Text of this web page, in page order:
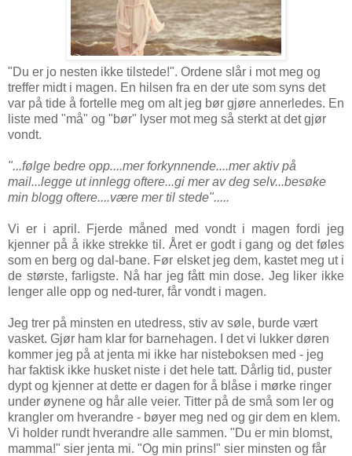
"Du er jo nesten ikke tilstede!". Ordene slår i mot meg og
treffer midt i magen. En hilsen fra en der ute som syns det
var på tide å fortelle meg om alt jeg bør gjøre annerledes. En
liste med "må" og "bør" lyser mot meg så sterkt at det gjør
vondt.
"...følge bedre opp....mer forkynnende....mer aktiv på
mail...legge ut innlegg oftere...gi mer av deg selv...besøke
min blogg oftere....være mer til stede".....
Vi er i april. Fjerde måned med vondt i magen fordi jeg
kjenner på å ikke strekke til. Året er godt i gang og det føles
som en berg og dal-bane. Før elsket jeg dem, kastet meg ut i
de største, farligste. Nå har jeg fått min dose. Jeg liker ikke
lenger alle opp og ned-turer, får vondt i magen.
Jeg trer på minsten en utedress, stiv av søle, burde vært
vasket. Gjør ham klar for barnehagen. I det vi lukker døren
kommer jeg på at jenta mi ikke har nisteboksen med - jeg
har faktisk ikke husket niste i det hele tatt. Dårlig tid, puster
dypt og kjenner at dette er dagen for å blåse i mørke ringer
under øynene og hår alle veier. Titter på de små som ler og
krangler om hverandre - bøyer meg ned og gir dem en klem.
Vi holder rundt hverandre alle sammen. "Du er min blomst,
mamma!" sier jenta mi. "Og min prins!" sier minsten og får